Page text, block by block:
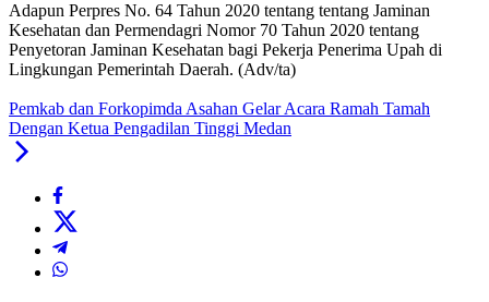
Adapun Perpres No. 64 Tahun 2020 tentang tentang Jaminan
Kesehatan dan Permendagri Nomor 70 Tahun 2020 tentang
Penyetoran Jaminan Kesehatan bagi Pekerja Penerima Upah di
Lingkungan Pemerintah Daerah. (Adv/ta)
Pemkab dan Forkopimda Asahan Gelar Acara Ramah Tamah
Dengan Ketua Pengadilan Tinggi Medan